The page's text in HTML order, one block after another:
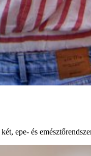
epe- és